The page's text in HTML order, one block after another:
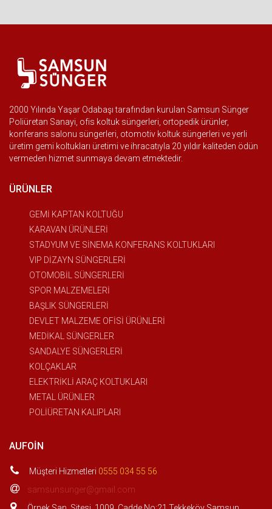
2000 Yılında Yaşar Odabaşı tarafından kurulan Samsun Sünger
Poliüretan Sanayi, ofis koltuk süngerleri, ortopedik ürünler,
konferans salonu süngerleri, otomotiv koltuk süngerleri ve yerli
üretim gemi koltukları üretimi ve ihracatıyla 20 yıldır kaliteden ödün
vermeden hizmet sunmaya devam etmektedir.
ÜRÜNLER
GEMİ KAPTAN KOLTUĞU
KARAVAN ÜRÜNLERİ
STADYUM VE SİNEMA KONFERANS KOLTUKLARI
VIP DİZAYN SÜNGERLERİ
OTOMOBİL SÜNGERLERİ
SPOR MALZEMELERİ
BAŞLIK SÜNGERLERİ
DEVLET MALZEME OFİSİ ÜRÜNLERİ
MEDİKAL SÜNGERLER
SANDALYE SÜNGERLERİ
KOLÇAKLAR
ELEKTRİKLİ ARAÇ KOLTUKLARI
METAL ÜRÜNLER
POLİÜRETAN KALIPLARI
AUFOIN
Müşteri Hizmetleri 0555 034 55 56
samsunsunger@gmail.com